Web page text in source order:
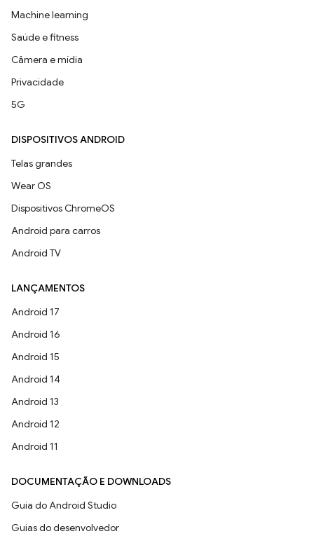
Machine learning
Saúde e fitness
Câmera e mídia
Privacidade
5G
DISPOSITIVOS ANDROID
Telas grandes
Wear OS
Dispositivos ChromeOS
Android para carros
Android TV
LANÇAMENTOS
Android 17
Android 16
Android 15
Android 14
Android 13
Android 12
Android 11
DOCUMENTAÇÃO E DOWNLOADS
Guia do Android Studio
Guias do desenvolvedor